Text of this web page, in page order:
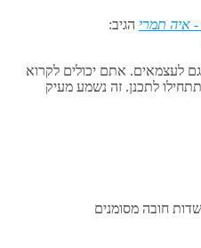
- איה תמרי הגיב:
לעצמאים. אתם יכולים לקרוא
– תתחילו לתכנן. זה נשמע מעיק
חובה מסומנים